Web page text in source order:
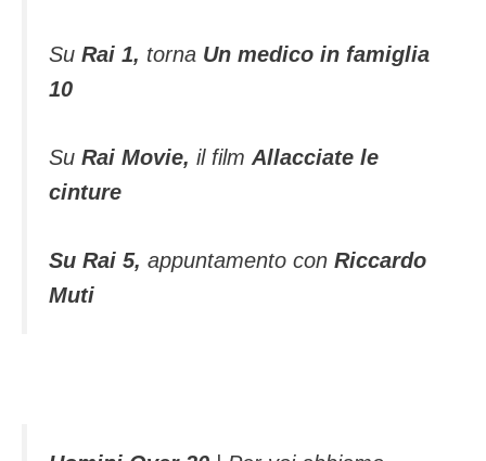
Su Rai 1, torna Un medico in famiglia
10
Su Rai Movie, il film Allacciate le
cinture
Su Rai 5, appuntamento con Riccardo
Muti